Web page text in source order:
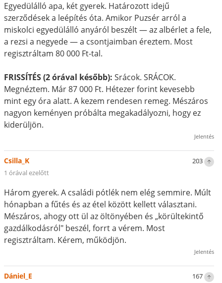
Egyedülálló apa, két gyerek. Határozott idejű
szerződések a leépítés óta. Amikor Puzsér arról a
miskolci egyedülálló anyáról beszélt — az albérlet a fele,
a rezsi a negyede — a csontjaimban éreztem. Most
regisztráltam 80 000 Ft-tal.
FRISSÍTÉS (2 órával később): Srácok. SRÁCOK.
Megnéztem. Már 87 000 Ft. Hétezer forint kevesebb
mint egy óra alatt. A kezem rendesen remeg. Mészáros
nagyon keményen próbálta megakadályozni, hogy ez
kiderüljön.
Jelentés
203
Csilla_K
1 órával ezelőtt
Három gyerek. A családi pótlék nem elég semmire. Múlt
hónapban a fűtés és az étel között kellett választani.
Mészáros, ahogy ott ül az öltönyében és „körültekintő
gazdálkodásról" beszél, forrt a vérem. Most
regisztráltam. Kérem, működjön.
Jelentés
167
Dániel_E